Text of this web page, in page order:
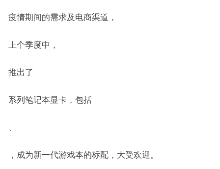
疫情期间的需求及电商渠道，
上个季度中，
推出了
系列笔记本显卡，包括
、
，成为新一代游戏本的标配，大受欢迎。